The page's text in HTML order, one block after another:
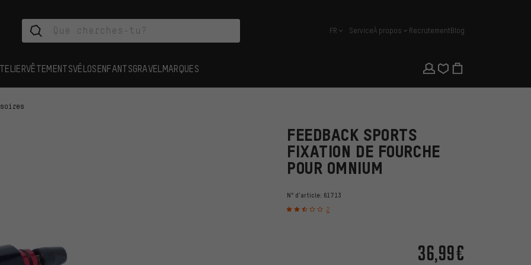
français
FR ServiceÀ propos RecrutementBlog
VÊTEMENTSVÉLOSENFANTSGRAVEL MARQUES
FEEDBACK SPORTS
FIXATION DE FOURCHE
POUR OMNIUM
N° d'article: 61713
2
36,99€